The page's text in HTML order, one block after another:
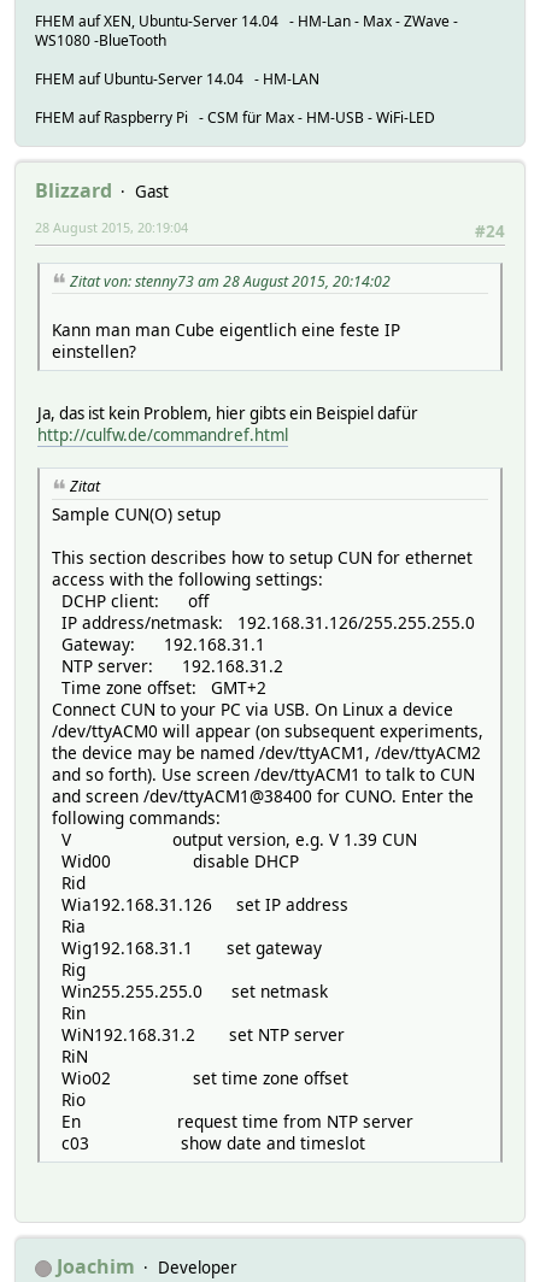
2015.08.26 20:38:36 5: CUL/RAW: �����0��`~?�/
2015.08.26 20:38:36 5: CUL/RAW: �����0��`~?�/
2015.08.26 20:38:36 5: CUL/RAW: �����0��`~?�/
2015.08.26 20:38:36 5: CUL/RAW: �����0��`~?�/
2015.08.26 20:38:36 5: CUL/RAW: �����0��`~?�/
2015.08.26 20:38:36 5: CUL/RAW: �����0��`~?�/
2015.08.26 20:38:37 5: CUL/RAW: �����0��`~?�/?>>�
FHEM auf XEN, Ubuntu-Server 14.04 - HM-Lan - Max - ZWave -
WS1080 -BlueTooth
FHEM auf Ubuntu-Server 14.04 - HM-LAN
FHEM auf Raspberry Pi - CSM für Max - HM-USB - WiFi-LED
Blizzard
Gast
#24
28 August 2015, 20:19:04
Zitat von: stenny73 am 28 August 2015, 20:14:02
Kann man man Cube eigentlich eine feste IP
einstellen?
Ja, das ist kein Problem, hier gibts ein Beispiel dafür
http://culfw.de/commandref.html
Zitat
Sample CUN(O) setup
This section describes how to setup CUN for ethernet
access with the following settings:
DCHP client: off
IP address/netmask: 192.168.31.126/255.255.255.0
Gateway: 192.168.31.1
NTP server: 192.168.31.2
Time zone offset: GMT+2
Connect CUN to your PC via USB. On Linux a device
/dev/ttyACM0 will appear (on subsequent experiments,
the device may be named /dev/ttyACM1, /dev/ttyACM2
and so forth). Use screen /dev/ttyACM1 to talk to CUN
and screen /dev/ttyACM1@38400 for CUNO. Enter the
following commands:
V output version, e.g. V 1.39 CUN
Wid00 disable DHCP
Rid
Wia192.168.31.126 set IP address
Ria
Wig192.168.31.1 set gateway
Rig
Win255.255.255.0 set netmask
Rin
WiN192.168.31.2 set NTP server
RiN
Wio02 set time zone offset
Rio
En request time from NTP server
c03 show date and timeslot
Joachim
Developer